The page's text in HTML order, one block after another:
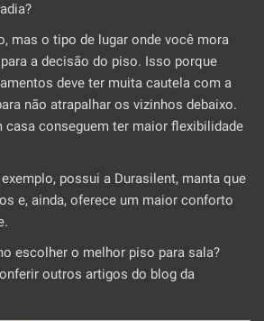
mas o tipo de lugar onde você mora
a decisão do piso. Isso porque
deve ter muita cautela com a
não atrapalhar os vizinhos debaixo.
casa conseguem ter maior flexibilidade
possui a Durasilent, manta que
e, ainda, oferece um maior conforto
escolher o melhor piso para sala?
outros artigos do blog da